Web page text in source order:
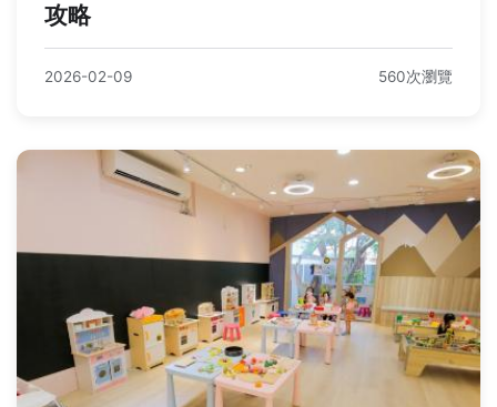
攻略
2026-02-09 560次瀏覽